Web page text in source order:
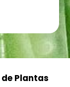
Plantas